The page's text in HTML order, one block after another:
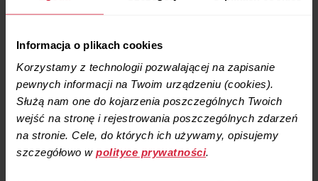
Informacja o plikach cookies
Korzystamy z technologii pozwalającej na zapisanie
pewnych informacji na Twoim urządzeniu (cookies).
Służą nam one do kojarzenia poszczególnych Twoich
wejść na stronę i rejestrowania poszczególnych zdarzeń
na stronie. Cele, do których ich używamy, opisujemy
szczegółowo w polityce prywatności.
systemu. Nie obejmuje natomiast czyszczenia instalacji
wentylacyjnej, którą należy przeprowadzić osobno, ale tylko
raz na około 10 lat.
Coroczny serwis rekuperatora obejmuje
czyszczenie wymiennika ciepła w rekuperatorze